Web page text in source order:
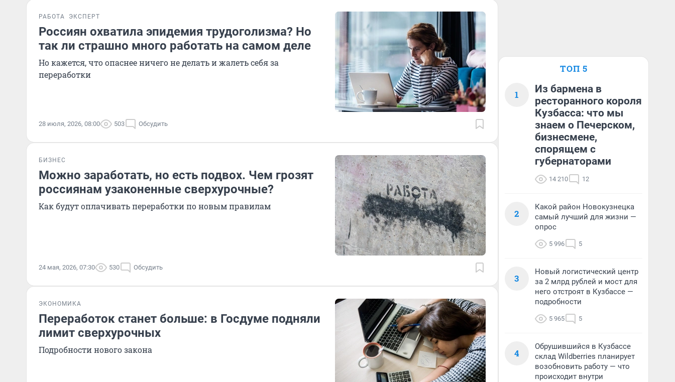
РАБОТА ЭКСПЕРТ
Россиян охватила эпидемия трудоголизма? Но
так ли страшно много работать на самом деле
Но кажется, что опаснее ничего не делать и жалеть себя за
переработки
28 июля, 2026, 08:00 503 Обсудить
БИЗНЕС
Можно заработать, но есть подвох. Чем грозят
россиянам узаконенные сверхурочные?
Как будут оплачивать переработки по новым правилам
24 мая, 2026, 07:30 530 Обсудить
ЭКОНОМИКА
Переработок станет больше: в Госдуме подняли
лимит сверхурочных
Подробности нового закона
ТОП 5
1
Из бармена в
ресторанного короля
Кузбасса: что мы
знаем о Печерском,
бизнесмене,
спорящем с
губернаторами
14 210 12
2
Какой район Новокузнецка
самый лучший для жизни —
опрос
5 996 5
3
Новый логистический центр
за 2 млрд рублей и мост для
него отстроят в Кузбассе —
подробности
5 965 5
4
Обрушившийся в Кузбассе
склад Wildberries планирует
возобновить работу — что
происходит внутри